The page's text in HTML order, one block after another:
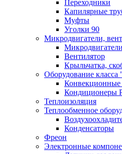
Переходники
Капилярные
Муфты
Уголки 90
Микродвигатели,
Микродвигатели
Вентилятор
Крыльчатка,
Оборудование
Конвекционные
Кондиционеры
Теплоизоляция
Теплообменное
Конденсаторы
Фреон
Электронные